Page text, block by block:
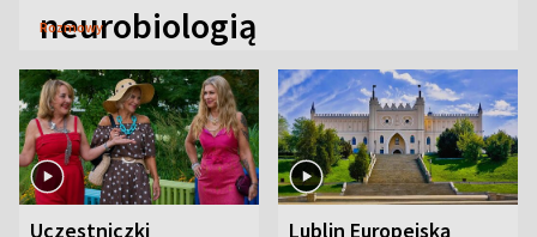
neurobiologią
Rozmowy
Uczestniczki Lublin Europejską